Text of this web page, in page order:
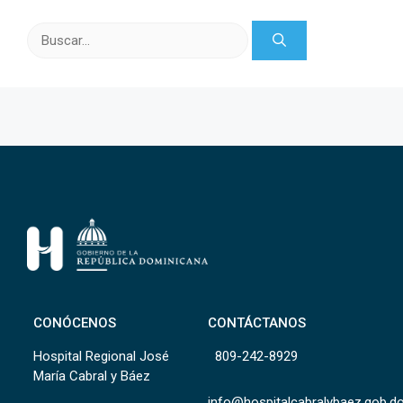
CONÓCENOS
Hospital Regional José
María Cabral y Báez
CONTÁCTANOS
809-242-8929